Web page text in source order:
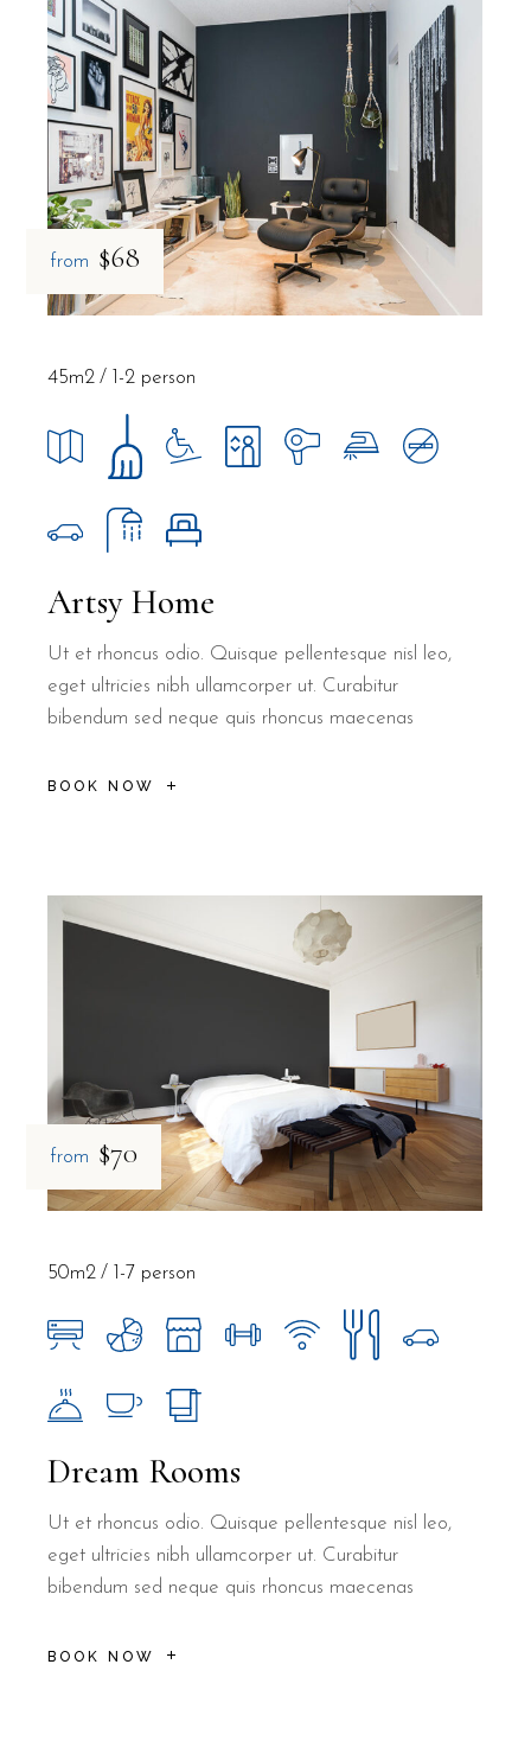
from $68
Artsy Home
Ut et rhoncus odio. Quisque pellentesque nisl leo,
eget ultricies nibh ullamcorper ut. Curabitur
bibendum sed neque quis rhoncus maecenas
BOOK NOW
45m2 1-2 person
from $70
Dream Rooms
Ut et rhoncus odio. Quisque pellentesque nisl leo,
eget ultricies nibh ullamcorper ut. Curabitur
bibendum sed neque quis rhoncus maecenas
BOOK NOW
50m2 1-7 person